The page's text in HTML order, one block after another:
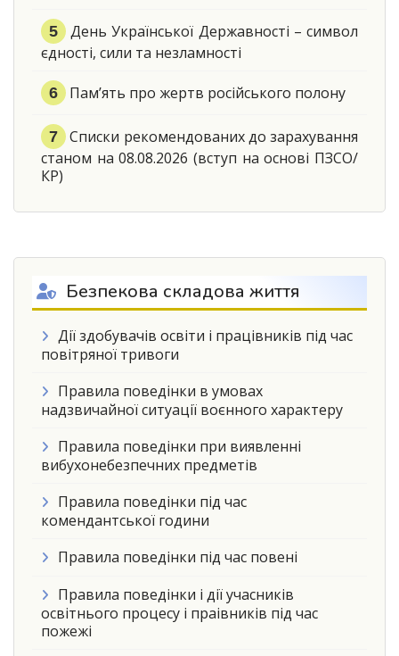
День Української Державності – символ
єдності, сили та незламності
Пам’ять про жертв російського полону
Списки рекомендованих до зарахування
станом на 08.08.2026 (вступ на основі ПЗСО/
КР)
Безпекова складова життя
Дії здобувачів освіти і працівників під час
повітряної тривоги
Правила поведінки в умовах
надзвичайної ситуації воєнного характеру
Правила поведінки при виявленні
вибухонебезпечних предметів
Правила поведінки під час
комендантської години
Правила поведінки під час повені
Правила поведінки і дії учасників
освітнього процесу і праівників під час
пожежі